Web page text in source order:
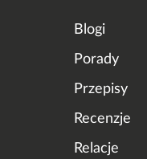
Blogi
Porady
Przepisy
Recenzje
Relacje